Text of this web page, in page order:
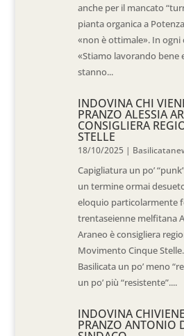
anche per il mancato
pianta organica a
«non è ottimale». In ogni
«Stiamo lavorando bene
stanno...
INDOVINA CHI
PRANZO ALESSIA
CONSIGLIERA
STELLE
18/10/2025 |
Capigliatura un po’
un termine ormai
eloquio particolarmente
trentaseienne melfitana
Araneo è consigliera
Movimento Cinque
Basilicata un po’ meno
un po’ più “resistente”....
INDOVINA
PRANZO ANTONIO